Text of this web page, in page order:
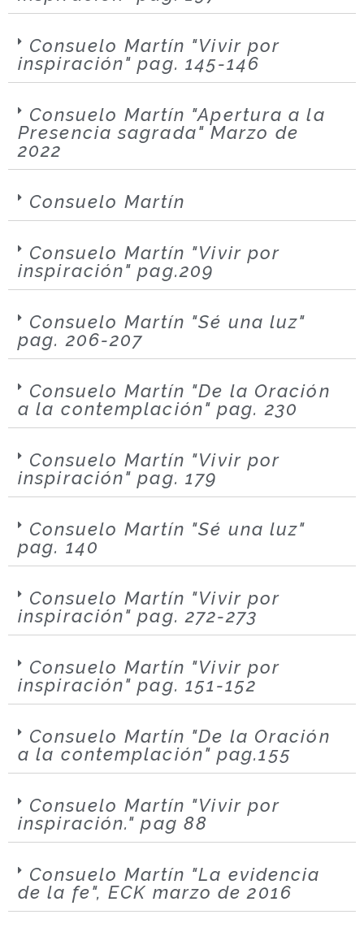
Consuelo Martín "Vivir por
inspiración" pag. 145-146
Consuelo Martín "Apertura a la
Presencia sagrada" Marzo de
2022
Consuelo Martín
Consuelo Martín "Vivir por
inspiración" pag.209
Consuelo Martín "Sé una luz"
pag. 206-207
Consuelo Martín "De la Oración
a la contemplación" pag. 230
Consuelo Martín "Vivir por
inspiración" pag. 179
Consuelo Martín "Sé una luz"
pag. 140
Consuelo Martín "Vivir por
inspiración" pag. 272-273
Consuelo Martín "Vivir por
inspiración" pag. 151-152
Consuelo Martín "De la Oración
a la contemplación" pag.155
Consuelo Martín "Vivir por
inspiración." pag 88
Consuelo Martín "La evidencia
de la fe", ECK marzo de 2016